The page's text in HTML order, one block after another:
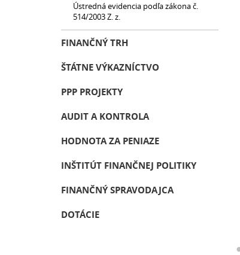
Ústredná evidencia podľa zákona č.
514/2003 Z. z.
FINANČNÝ TRH
ŠTÁTNE VÝKAZNÍCTVO
PPP PROJEKTY
AUDIT A KONTROLA
HODNOTA ZA PENIAZE
INŠTITÚT FINANČNEJ POLITIKY
FINANČNÝ SPRAVODAJCA
DOTÁCIE